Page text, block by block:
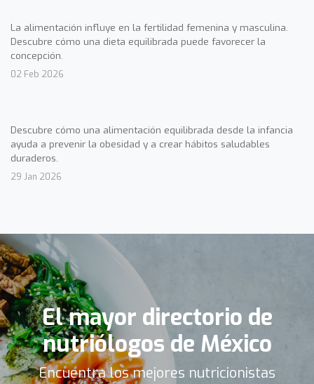
La alimentación influye en la fertilidad femenina y masculina.
Descubre cómo una dieta equilibrada puede favorecer la
concepción.
02 Feb 2026
Descubre cómo una alimentación equilibrada desde la infancia
ayuda a prevenir la obesidad y a crear hábitos saludables
duraderos.
29 Jan 2026
El mayor directorio de
nutriólogos de México
Encuentra los mejores nutricionistas